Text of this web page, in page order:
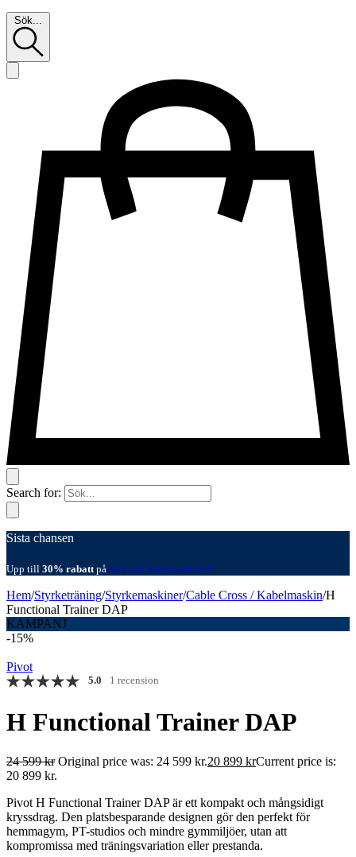
Sök...
Search for:
Sista chansen
Upp till 30% rabattpå rack och kabelmaskiner!
Hem/Styrketräning/Styrkemaskiner/Cable Cross / Kabelmaskin/H
Functional Trainer DAP
KAMPANJ
-15%
Pivot
5.0 1 recension
H Functional Trainer DAP
24 599kr Original price was: 24 599 kr.20 899 krCurrent price is:
20 899 kr.
Pivot H Functional Trainer DAP är ett kompakt och mångsidigt
kryssdrag. Den platsbesparande designen gör den perfekt för
hemmagym, PT-studios och mindre gymmiljöer, utan att
kompromissa med träningsvariation eller prestanda.